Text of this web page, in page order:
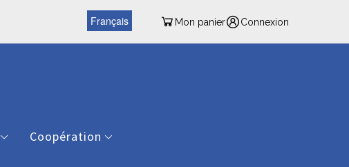
Mon panier Connexion
Français
Coopération